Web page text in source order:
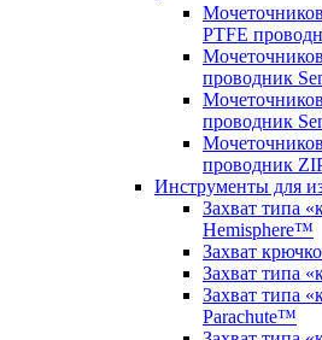
PTFE
проводник
проводник
проводник
Инструменты для
Захват типа
Hemisphere™
Захват
Захват типа
Захват типа
Parachute™